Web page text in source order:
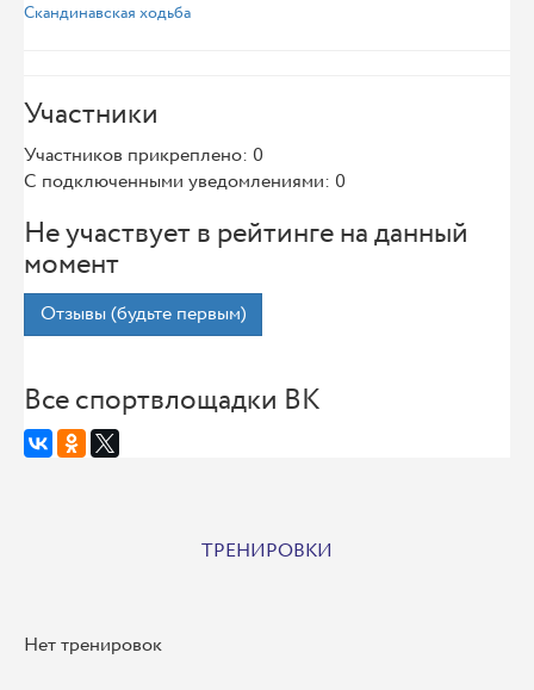
Скандинавская ходьба
Участники
Участников прикреплено: 0
С подключенными уведомлениями: 0
Не участвует в рейтинге на данный
момент
Отзывы (будьте первым)
Все спортвлощадки ВК
ТРЕНИРОВКИ
Нет тренировок